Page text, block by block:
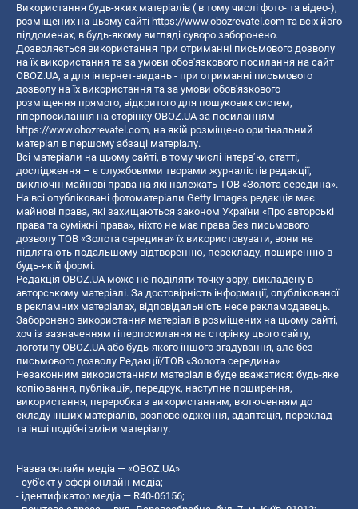
Використання будь-яких матеріалів ( в тому числі фото- та відео-),
розміщених на цьому сайті https://www.obozrevatel.com та всіх його
піддоменах, в будь-якому вигляді суворо заборонено.
Дозволяється використання при отриманні письмового дозволу
на їх використання та за умови обов'язкового посилання на сайт
OBOZ.UA, а для інтернет-видань - при отриманні письмового
дозволу на їх використання та за умови обов'язкового
розміщення прямого, відкритого для пошукових систем,
гіперпосилання на сторінку OBOZ.UA за посиланням
https://www.obozrevatel.com, на якій розміщено оригінальний
матеріал в першому абзаці матеріалу.
Всі матеріали на цьому сайті, в тому числі інтерв’ю, статті,
дослідження – є службовими творами журналістів редакції,
виключні майнові права на які належать ТОВ «Золота середина».
На всі опубліковані фотоматеріали Getty Images редакція має
майнові права, які захищаються законом України «Про авторські
права та суміжні права», ніхто не має права без письмового
дозволу ТОВ «Золота середина» їх використовувати, вони не
підлягають подальшому відтворенню, перекладу, поширенню в
будь-якій формі.
Редакція OBOZ.UA може не поділяти точку зору, викладену в
авторському матеріалі. За достовірність інформації, опублікованої
в рекламних матеріалах, відповідальність несе рекламодавець.
Заборонено використання матеріалів розміщених на цьому сайті,
хоч із зазначенням гіперпосилання на сторінку цього сайту,
логотипу OBOZ.UA або будь-якого іншого згадування, але без
письмового дозволу Редакції/ТОВ «Золота середина»
Незаконним використанням матеріалів буде вважатися: будь-яке
копiювання, публiкацiя, передрук, наступне поширення,
використання, переробка з використанням, включенням до
складу інших матеріалів, розповсюдження, адаптація, переклад
та інші подібні зміни матеріалу.
Назва онлайн медіа — «OBOZ.UA»
- суб'єкт у сфері онлайн медіа;
- ідентифікатор медіа — R40-06156;